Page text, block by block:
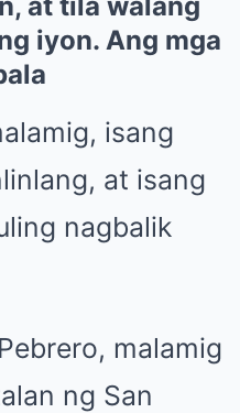
iyon. Ang mga
isang
at isang
nagbalik
malamig
ng San